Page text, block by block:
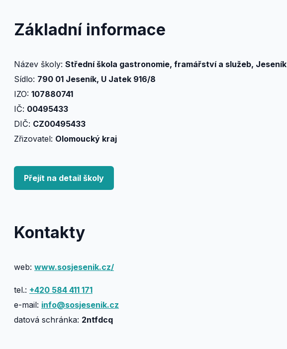
Základní informace
Název školy: Střední škola gastronomie, framářství a služeb, Jeseník
Sídlo: 790 01 Jeseník, U Jatek 916/8
IZO: 107880741
IČ: 00495433
DIČ: CZ00495433
Zřizovatel: Olomoucký kraj
Přejít na detail školy
Kontakty
web: www.sosjesenik.cz/
tel.: +420 584 411 171
e-mail: info@sosjesenik.cz
datová schránka: 2ntfdcq